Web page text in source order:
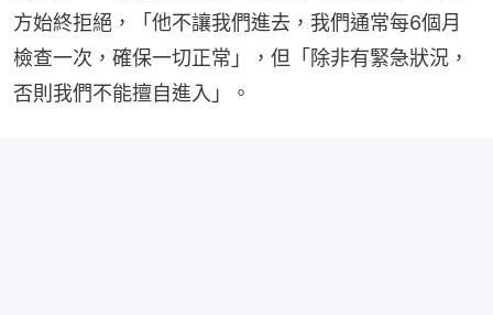
方始終拒絕，「他不讓我們進去，我們通常每6個月
檢查一次，確保一切正常」，但「除非有緊急狀況，
否則我們不能擅自進入」。